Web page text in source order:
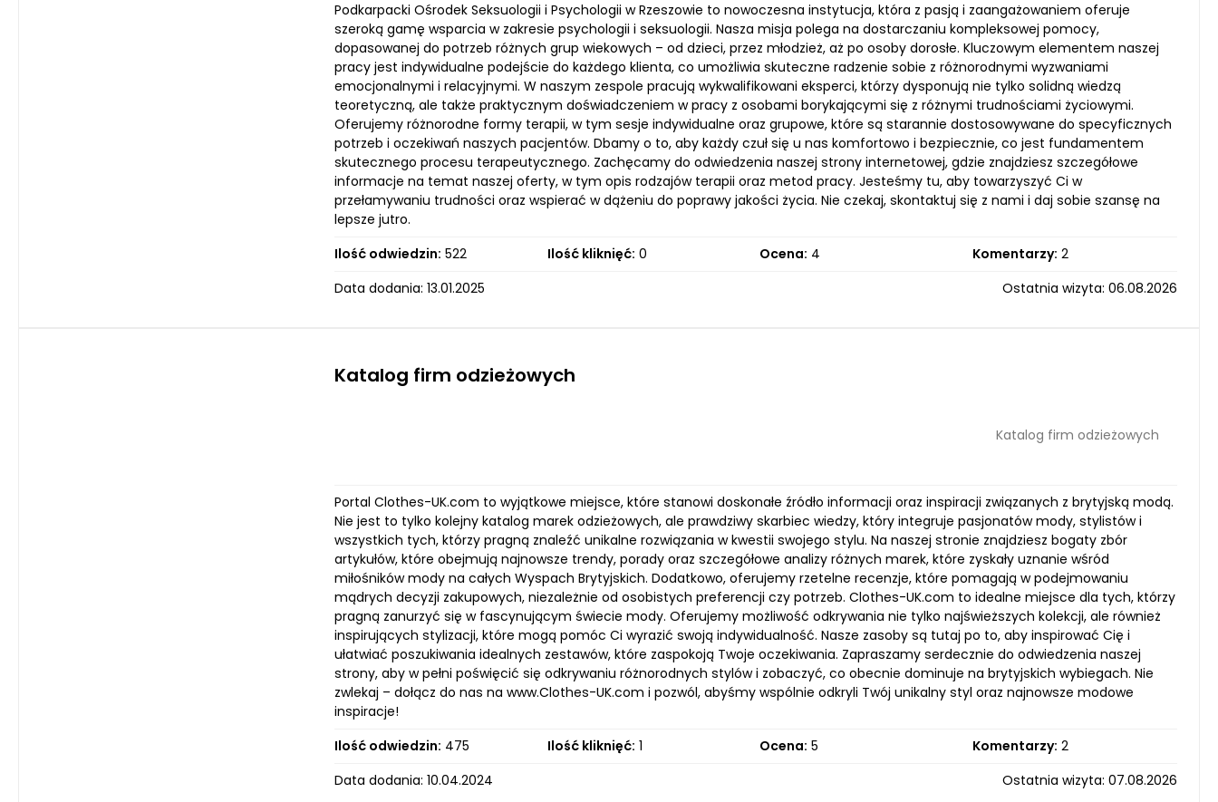
Podkarpacki Ośrodek Seksuologii i Psychologii w Rzeszowie to nowoczesna instytucja, która z pasją i zaangażowaniem oferuje
szeroką gamę wsparcia w zakresie psychologii i seksuologii. Nasza misja polega na dostarczaniu kompleksowej pomocy,
dopasowanej do potrzeb różnych grup wiekowych – od dzieci, przez młodzież, aż po osoby dorosłe. Kluczowym elementem naszej
pracy jest indywidualne podejście do każdego klienta, co umożliwia skuteczne radzenie sobie z różnorodnymi wyzwaniami
emocjonalnymi i relacyjnymi. W naszym zespole pracują wykwalifikowani eksperci, którzy dysponują nie tylko solidną wiedzą
teoretyczną, ale także praktycznym doświadczeniem w pracy z osobami borykającymi się z różnymi trudnościami życiowymi.
Oferujemy różnorodne formy terapii, w tym sesje indywidualne oraz grupowe, które są starannie dostosowywane do specyficznych
potrzeb i oczekiwań naszych pacjentów. Dbamy o to, aby każdy czuł się u nas komfortowo i bezpiecznie, co jest fundamentem
skutecznego procesu terapeutycznego. Zachęcamy do odwiedzenia naszej strony internetowej, gdzie znajdziesz szczegółowe
informacje na temat naszej oferty, w tym opis rodzajów terapii oraz metod pracy. Jesteśmy tu, aby towarzyszyć Ci w
przełamywaniu trudności oraz wspierać w dążeniu do poprawy jakości życia. Nie czekaj, skontaktuj się z nami i daj sobie szansę na
lepsze jutro.
Ilość odwiedzin: 522 Ilość kliknięć: 0 Ocena: 4 Komentarzy: 2
Data dodania: 13.01.2025
Ostatnia wizyta: 06.08.2026
Katalog firm odzieżowych
Katalog firm odzieżowych
Portal Clothes-UK.com to wyjątkowe miejsce, które stanowi doskonałe źródło informacji oraz inspiracji związanych z brytyjską modą.
Nie jest to tylko kolejny katalog marek odzieżowych, ale prawdziwy skarbiec wiedzy, który integruje pasjonatów mody, stylistów i
wszystkich tych, którzy pragną znaleźć unikalne rozwiązania w kwestii swojego stylu. Na naszej stronie znajdziesz bogaty zbór
artykułów, które obejmują najnowsze trendy, porady oraz szczegółowe analizy różnych marek, które zyskały uznanie wśród
miłośników mody na całych Wyspach Brytyjskich. Dodatkowo, oferujemy rzetelne recenzje, które pomagają w podejmowaniu
mądrych decyzji zakupowych, niezależnie od osobistych preferencji czy potrzeb. Clothes-UK.com to idealne miejsce dla tych, którzy
pragną zanurzyć się w fascynującym świecie mody. Oferujemy możliwość odkrywania nie tylko najświeższych kolekcji, ale również
inspirujących stylizacji, które mogą pomóc Ci wyrazić swoją indywidualność. Nasze zasoby są tutaj po to, aby inspirować Cię i
ułatwiać poszukiwania idealnych zestawów, które zaspokoją Twoje oczekiwania. Zapraszamy serdecznie do odwiedzenia naszej
strony, aby w pełni poświęcić się odkrywaniu różnorodnych stylów i zobaczyć, co obecnie dominuje na brytyjskich wybiegach. Nie
zwlekaj – dołącz do nas na www.Clothes-UK.com i pozwól, abyśmy wspólnie odkryli Twój unikalny styl oraz najnowsze modowe
inspiracje!
Ilość odwiedzin: 475 Ilość kliknięć: 1 Ocena: 5 Komentarzy: 2
Data dodania: 10.04.2024
Ostatnia wizyta: 07.08.2026